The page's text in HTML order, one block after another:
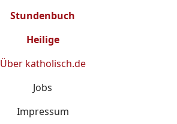
Stundenbuch
Heilige
Über katholisch.de
Jobs
Impressum